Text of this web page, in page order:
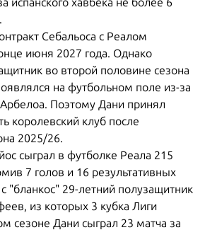
Себальоса с Реалом
июня 2027 года. Однако
во второй половине сезона
на футбольном поле из-за
Поэтому Дани принял
королевский клуб после
2025/26.
сыграл в футболке Реала 215
7 голов и 16 результативных
"бланкос" 29-летний полузащитник
из которых 3 кубка Лиги
сезоне Дани сыграл 23 матча за